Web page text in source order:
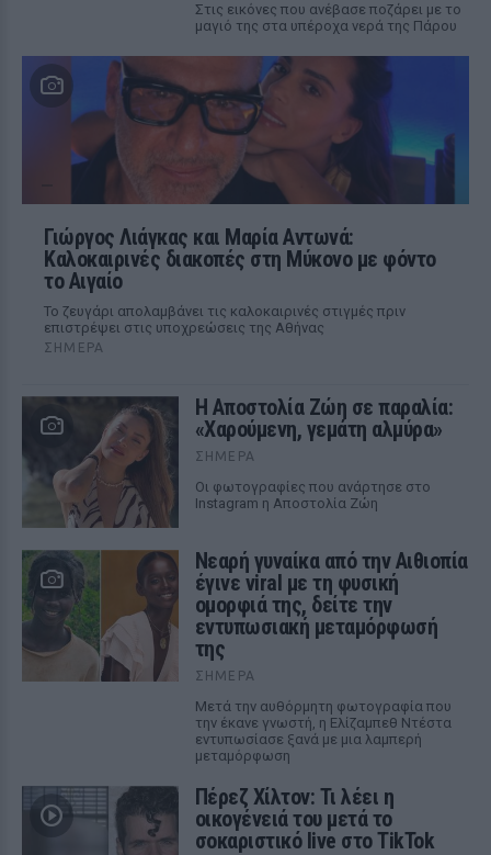
Στις εικόνες που ανέβασε ποζάρει με το
μαγιό της στα υπέροχα νερά της Πάρου
Γιώργος Λιάγκας και Μαρία Αντωνά:
Καλοκαιρινές διακοπές στη Μύκονο με φόντο
το Αιγαίο
Το ζευγάρι απολαμβάνει τις καλοκαιρινές στιγμές πριν
επιστρέψει στις υποχρεώσεις της Αθήνας
ΣΉΜΕΡΑ
Η Αποστολία Ζώη σε παραλία:
«Χαρούμενη, γεμάτη αλμύρα»
ΣΉΜΕΡΑ
Οι φωτογραφίες που ανάρτησε στο
Instagram η Αποστολία Ζώη
Νεαρή γυναίκα από την Αιθιοπία
έγινε viral με τη φυσική
ομορφιά της, δείτε την
εντυπωσιακή μεταμόρφωσή
της
ΣΉΜΕΡΑ
Μετά την αυθόρμητη φωτογραφία που
την έκανε γνωστή, η Ελίζαμπεθ Ντέστα
εντυπωσίασε ξανά με μια λαμπερή
μεταμόρφωση
Πέρεζ Χίλτον: Τι λέει η
οικογένειά του μετά το
σοκαριστικό live στο TikTok